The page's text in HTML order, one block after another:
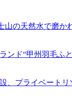
の天然水で磨
ンド“甲州羽毛
、プライベート